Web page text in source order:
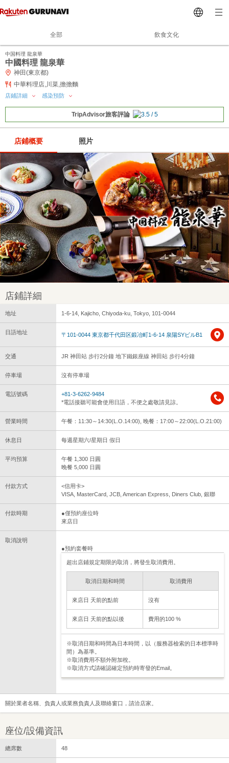
全部 飲食文化
中国料理 龍泉華
中國料理 龍泉華
神田(東京都)
中華料理店,川菜,擔擔麵
店鋪詳細 感染預防
TripAdvisor旅客評論
店鋪概要 照片
店鋪詳細
地址 1-6-14, Kajicho, Chiyoda-ku, Tokyo, 101-0044
日語地址 〒101-0044 東京都千代田区鍛冶町1-6-14 泉陽SYビルB1
交通 JR 神田站 步行2分鐘 地下鐵銀座線 神田站 步行4分鐘
停車場 沒有停車場
電話號碼
+81-3-6262-9484
*電話接聽可能會使用日語，不便之處敬請見諒。
營業時間 午餐：11:30～14:30(L.O.14:00), 晚餐：17:00～22:00(L.O.21:00)
休息日 每週星期六/星期日 假日
平均預算
午餐 1,300 日圓
晚餐 5,000 日圓
付款方式
<信用卡>
VISA, MasterCard, JCB, American Express, Diners Club, 銀聯
付款時期
●僅預約座位時
來店日
取消說明
●預約套餐時
超出店鋪規定期限的取消，將發生取消費用。
取消日期和時間 取消費用
來店日 天前的點前 沒有
來店日 天前的點以後 費用的100 %
※取消日期和時間為日本時間，以（服務器檢索的日本標準時
間）為基準。
※取消費用不額外附加稅。
※取消方式請確認確定預約時寄發的Email。
關於業者名稱、負責人或業務負責人及聯絡窗口，請洽店家。
座位/設備資訊
總席數 48